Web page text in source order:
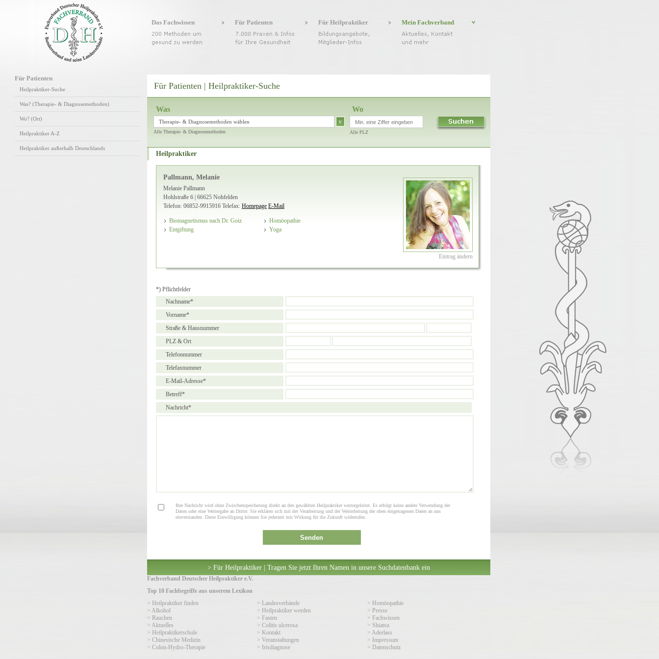
Das Fachwissen Für Patienten Für Heilpraktiker Mein Fachverband
Für Patienten
Heilpraktiker-Suche
Was? (Therapie- & Diagnosemethoden)
Wo? (Ort)
Heilpraktiker A-Z
Heilpraktiker außerhalb Deutschlands
Für Patienten | Heilpraktiker-Suche
Was
Therapie- & Diagnosemethoden wählen v
Alle Therapie- & Diagnosemethoden
Wo
Alle PLZ
Heilpraktiker
Eintrag ändern
Pallmann, Melanie
Melanie Pallmann
Hohlstraße 6 | 66625 Nohfelden
Telefon: 06852-9915916 Telefax: Homepage E-Mail
Biomagnetismus nach Dr. Goiz
Entgiftung
Homöopathie
Yoga
*) Pflichtfelder
Nachname*
Vorname*
Straße & Hausnummer
PLZ & Ort
Telefonnummer
Telefaxnummer
E-Mail-Adresse*
Betreff*
Nachricht*
Ihre Nachricht wird ohne Zwischenspeicherung direkt an den gewählten Heilpraktiker weitergeleitet. Es erfolgt keine andere Verwendung der
Daten oder eine Weitergabe an Dritte. Sie erklären sich mit der Verarbeitung und der Weiterleitung der oben eingetragenen Daten an uns
einverstanden. Diese Einwilligung können Sie jederzeit mit Wirkung für die Zukunft widerrufen.
Senden
> Für Heilpraktiker | Tragen Sie jetzt Ihren Namen in unsere Suchdatenbank ein
Fachverband Deutscher Heilpraktiker e.V.
Top 10 Fachbegriffe aus unserem Lexikon
> Heilpraktiker finden
> Landesverbände
> Homöopathie
> Alkohol
> Heilpraktiker werden
> Presse
> Rauchen
> Fasten
> Fachwissen
> Aktuelles
> Colitis ulcerosa
> Shiatsu
> Heilpraktikerschule
> Kontakt
> Aderlass
> Chinesische Medizin
> Veranstaltungen
> Impressum
> Colon-Hydro-Therapie
> Irisdiagnose > Datenschutz